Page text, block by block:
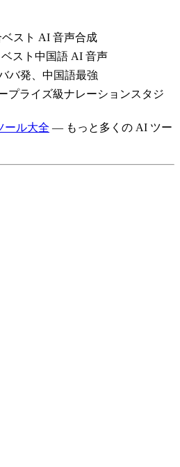
スト AI 音声合成
スト中国語 AI 音声
バ発、中国語最強
プライズ級ナレーションスタジ
ール大全 — もっと多くの AI ツー